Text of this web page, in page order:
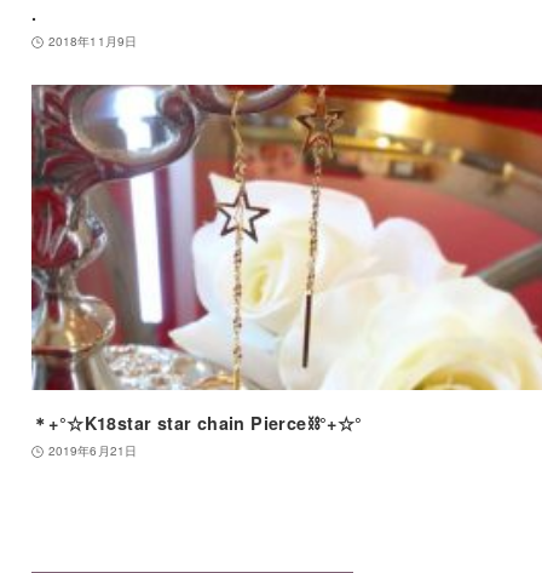
.
2018年11月9日
＊+°☆K18star star chain Pierce⛓°+☆°
2019年6月21日